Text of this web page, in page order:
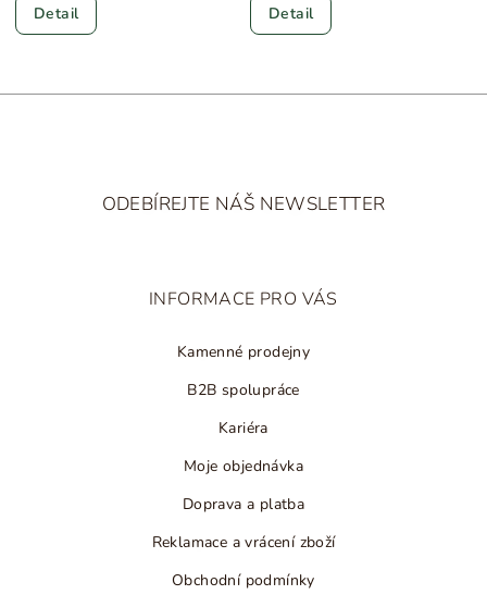
Detail Detail
ODEBÍREJTE NÁŠ NEWSLETTER
INFORMACE PRO VÁS
Kamenné prodejny
B2B spolupráce
Kariéra
Moje objednávka
Doprava a platba
Reklamace a vrácení zboží
Obchodní podmínky